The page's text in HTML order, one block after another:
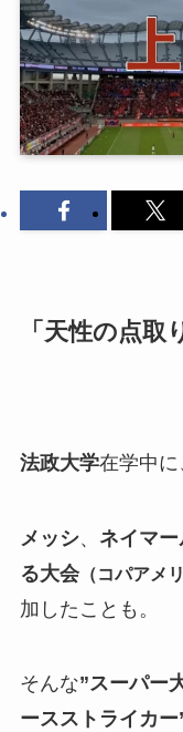
「天性の点取
法政大学在学中に
メッシ、 ネイマー
る大会（コパアメリ
加したことも。
そんな”スーパー
ースストライカー